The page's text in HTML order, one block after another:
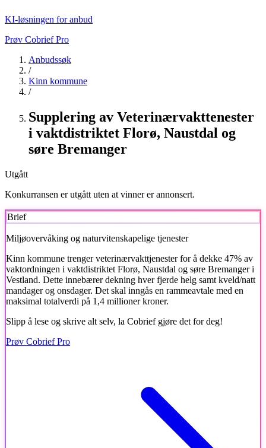
KI-løsningen for anbud
Prøv Cobrief Pro
Anbudssøk
/
Kinn kommune
/
Supplering av Veterinærvakttenester
i vaktdistriktet Florø, Naustdal og
søre Bremanger
Utgått
Konkurransen er utgått uten at vinner er annonsert.
Brief
Miljøovervåking og naturvitenskapelige tjenester
Kinn kommune trenger veterinærvakttjenester for å dekke 47% av
vaktordningen i vaktdistriktet Florø, Naustdal og søre Bremanger i
Vestland. Dette innebærer dekning hver fjerde helg samt kveld/natt
mandager og onsdager. Det skal inngås en rammeavtale med en
maksimal totalverdi på 1,4 millioner kroner.
Slipp å lese og skrive alt selv, la Cobrief gjøre det for deg!
Prøv Cobrief Pro